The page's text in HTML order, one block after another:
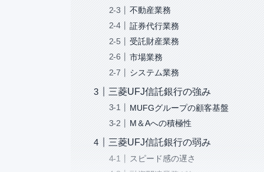
不動産業務
証券代行業務
受託財産業務
市場業務
システム業務
三菱UFJ信託銀行の強み
MUFGグループの顧客基盤
M＆Aへの積極性
三菱UFJ信託銀行の弱み
スピード感の遅さ